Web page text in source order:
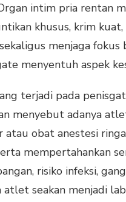
intim pria rentan
khusus, krim
menjaga
menyentuh aspek
terjadi pada
menyebut adanya
obat anestesi
mempertahankan
risiko infeksi,
seakan menjadi